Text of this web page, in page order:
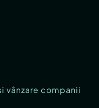
vânzare companii